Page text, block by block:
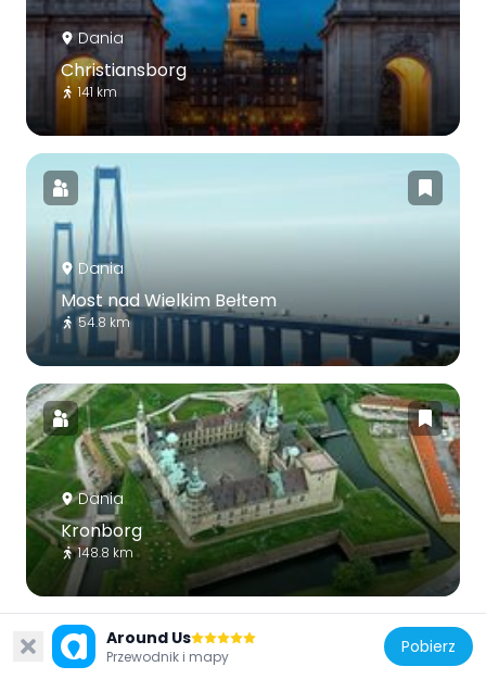
Dania
Christiansborg
141 km
Dania
Most nad Wielkim Bełtem
54.8 km
Dania
Kronborg
148.8 km
Around Us
Przewodnik i mapy Pobierz